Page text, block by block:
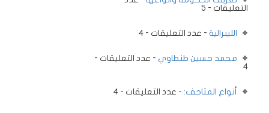
التعليقات - 5
الليبرالية - عدد التعليقات - 4
محمد حسين طنطاوي - عدد التعليقات -
4
أنواع المتاحف: - عدد التعليقات - 4